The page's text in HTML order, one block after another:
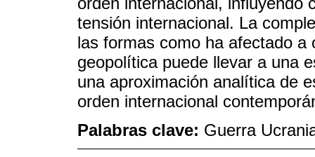
tensión internacional. La
las formas como ha afectado
geopolítica puede llevar a una
una aproximación analítica de
orden internacional
Palabras clave: Guerra